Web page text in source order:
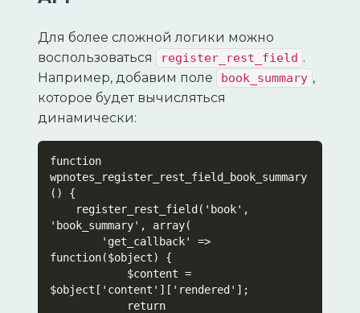
Для более сложной логики можно
воспользоваться
register_rest_field .
Например, добавим поле
book_summary ,
которое будет вычисляться
динамически:
function
wpnotes_register_rest_field_book_summary
() {
'book_summary', array(
function($object) {
$object['content']['rendered'];